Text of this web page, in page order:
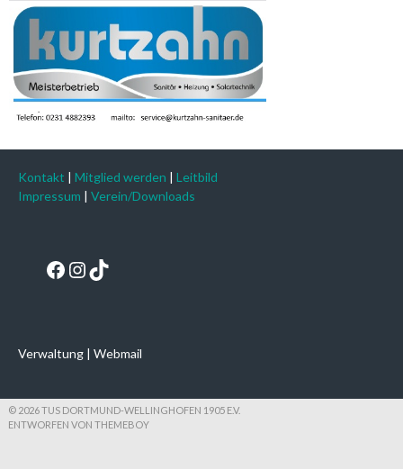
Kontakt | Mitglied werden | Leitbild
Impressum | Verein/Downloads
Facebook
Instagram
TikTok
Verwaltung | Webmail
© 2026 TUS DORTMUND-WELLINGHOFEN 1905 E.V.
ENTWORFEN VON THEMEBOY